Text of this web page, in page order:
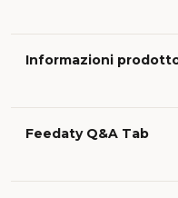
Informazioni
Feedaty Q&A Tab